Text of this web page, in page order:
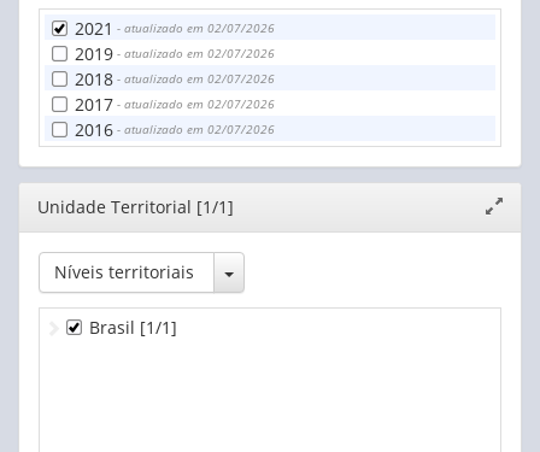
2021 - atualizado em 02/07/2026
2019 - atualizado em 02/07/2026
2018 - atualizado em 02/07/2026
2017 - atualizado em 02/07/2026
2016 - atualizado em 02/07/2026
Editor
janela
Unidade Territorial [1/1]
Níveis territoriais Toggle Dropdown
Brasil [1/1]